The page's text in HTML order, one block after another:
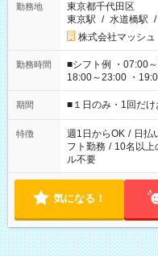
勤務地
東京都千代田区
東京駅 / 水道橋駅 /
株式会社マッシュ
勤務時間
■シフト例 ・07:00
18:00～23:00 ・
etc ★最短で3時間で5,120円のお仕事から 15時間で2万円近く稼
げるお仕事も！ ご希望のお時間に合わせてご紹介！ ※シフトは
ください！
期間 ■１日のみ・1回だけ
特徴 週1日からOK / 日払
フト勤務 / 10名以上
ル不要
気になる！